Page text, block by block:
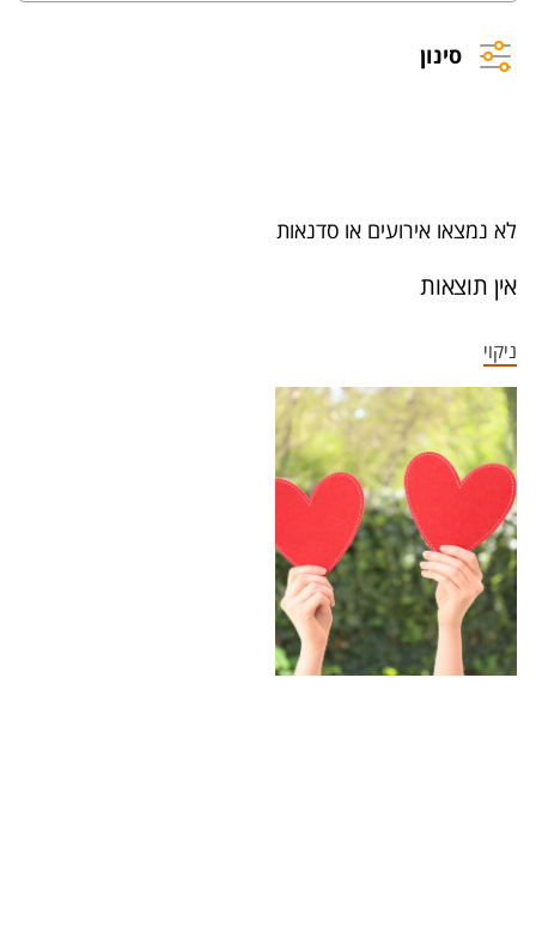
סינון
לא נמצאו אירועים או סדנאות
אין תוצאות
ניקוי